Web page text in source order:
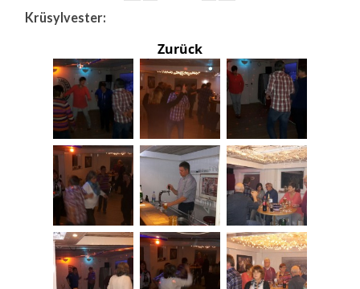
Krüsylvester:
Zurück